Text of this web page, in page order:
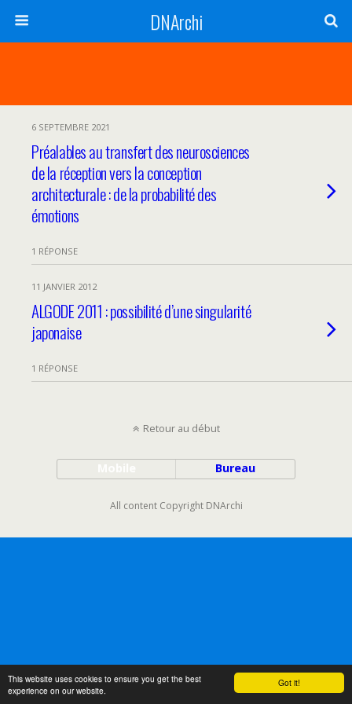
Got it!
This website uses cookies to ensure you get the best
experience on our website.
DNArchi
6 SEPTEMBRE 2021
Préalables au transfert des neurosciences
de la réception vers la conception
architecturale : de la probabilité des
émotions
1 RÉPONSE
11 JANVIER 2012
ALGODE 2011 : possibilité d’une singularité
japonaise
1 RÉPONSE
Retour au début
Bureau
All content Copyright DNArchi